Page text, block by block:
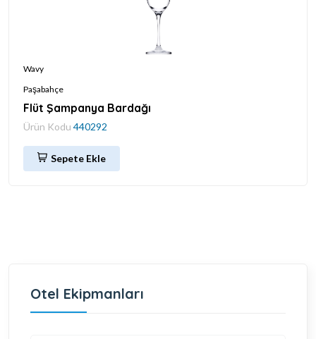
Wavy
Paşabahçe
Flüt Şampanya Bardağı
Ürün Kodu 440292
Sepete Ekle
Otel Ekipmanları